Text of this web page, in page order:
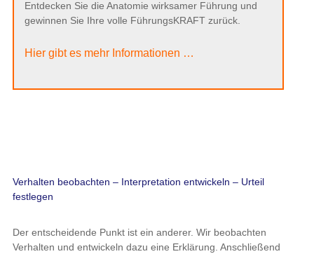
Entdecken Sie die Anatomie wirksamer Führung und
gewinnen Sie Ihre volle FührungsKRAFT zurück.
Hier gibt es mehr Informationen …
Verhalten beobachten – Interpretation entwickeln – Urteil
festlegen
Der entscheidende Punkt ist ein anderer. Wir beobachten
Verhalten und entwickeln dazu eine Erklärung. Anschließend